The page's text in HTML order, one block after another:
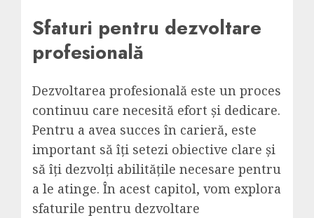
Sfaturi pentru dezvoltare
profesională
Dezvoltarea profesională este un proces
continuu care necesită efort și dedicare.
Pentru a avea succes în carieră, este
important să îți setezi obiective clare și
să îți dezvolți abilitățile necesare pentru
a le atinge. În acest capitol, vom explora
sfaturile pentru dezvoltare